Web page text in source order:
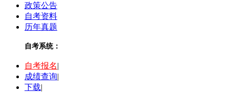
政策公告
自考资料
历年真题
自考系统：
自考报名|
成绩查询|
下载|